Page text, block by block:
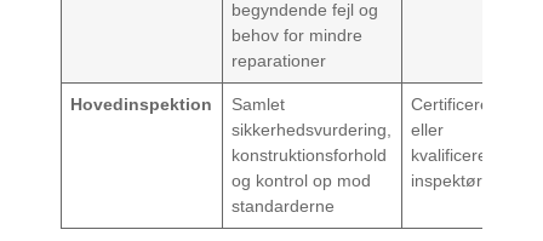
begyndende fejl og
behov for mindre
reparationer
Hovedinspektion
Samlet
sikkerhedsvurdering,
konstruktionsforhold
og kontrol op mod
standarderne
Certificeret
eller
kvalificeret
inspektør